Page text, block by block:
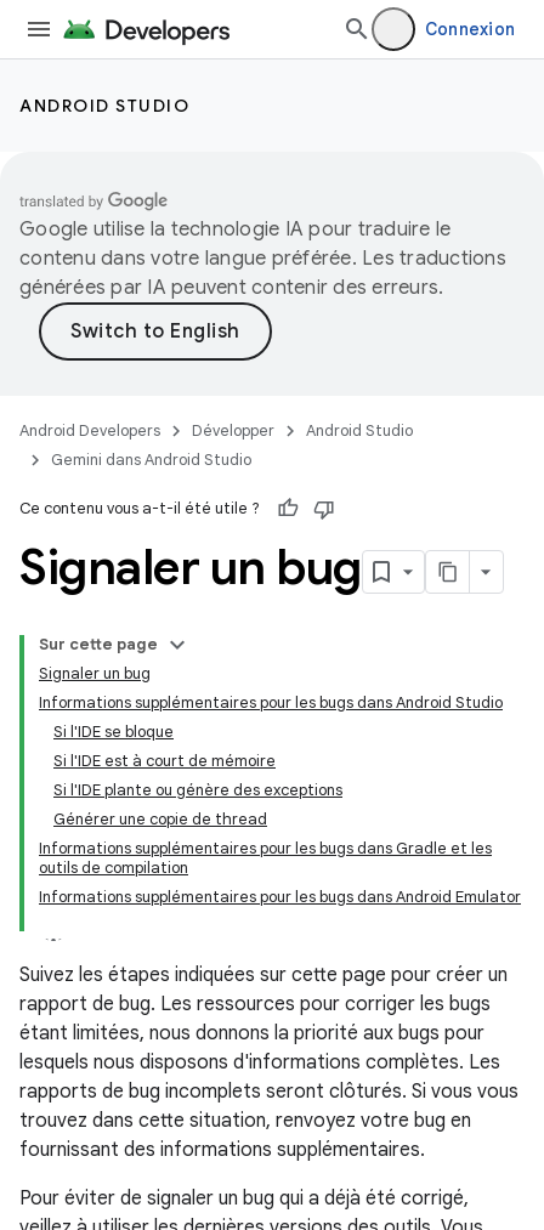
Connexion
ANDROID STUDIO
Google utilise la technologie IA pour traduire le
contenu dans votre langue préférée. Les traductions
générées par IA peuvent contenir des erreurs.
Android Developers Développer
Android Studio
Gemini dans Android Studio
Ce contenu vous a-t-il été utile ?
Signaler un bug
Sur cette page
Signaler un bug
Informations supplémentaires pour les bugs dans Android Studio
Si l'IDE se bloque
Si l'IDE est à court de mémoire
Si l'IDE plante ou génère des exceptions
Générer une copie de thread
Informations supplémentaires pour les bugs dans Gradle et les
outils de compilation
Informations supplémentaires pour les bugs dans Android Emulator
Suivez les étapes indiquées sur cette page pour créer un
rapport de bug. Les ressources pour corriger les bugs
étant limitées, nous donnons la priorité aux bugs pour
lesquels nous disposons d'informations complètes. Les
rapports de bug incomplets seront clôturés. Si vous vous
trouvez dans cette situation, renvoyez votre bug en
fournissant des informations supplémentaires.
Pour éviter de signaler un bug qui a déjà été corrigé,